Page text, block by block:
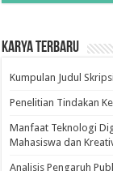
Karya Terbaru
Kumpulan Judul
Penelitian Tindakan
Manfaat Teknologi
Mahasiswa dan
Analisis Pengaruh